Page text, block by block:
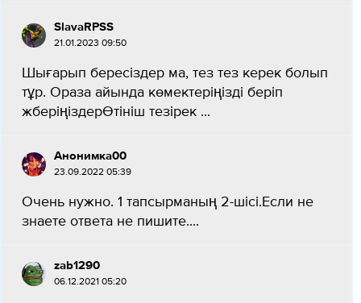
SlavaRPSS
21.01.2023 09:50
Шығарып бересіздер ма, тез тез керек болып
тұр. Ораза айында көмектеріңізді беріп
жберіңіздерӨтініш тезірек ​...
Анонимка00
23.09.2022 05:39
Очень нужно. 1 тапсырманың 2-шісі.Если не
знаете ответа не пишите.​...
zab1290
06.12.2021 05:20